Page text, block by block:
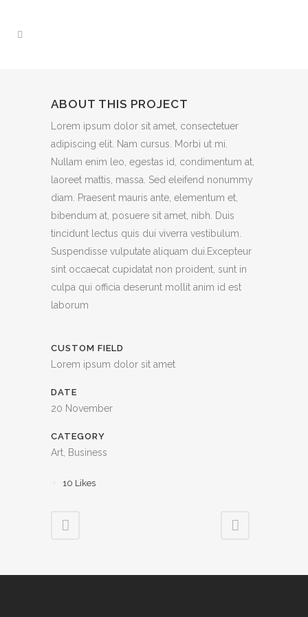
ABOUT THIS PROJECT
Lorem ipsum dolor sit amet, consectetuer
adipiscing elit. Nam cursus. Morbi ut mi.
Nullam enim leo, egestas id, condimentum at,
laoreet mattis, massa. Sed eleifend nonummy
diam. Praesent mauris ante, elementum et,
bibendum at, posuere sit amet, nibh. Duis
tincidunt lectus quis dui viverra vestibulum.
Suspendisse vulputate aliquam dui.Excepteur
sint occaecat cupidatat non proident, sunt in
culpa qui officia deserunt mollit anim id est
laborum
CUSTOM FIELD
Lorem ipsum dolor sit amet
DATE
20 November
CATEGORY
Art, Business
10 Likes